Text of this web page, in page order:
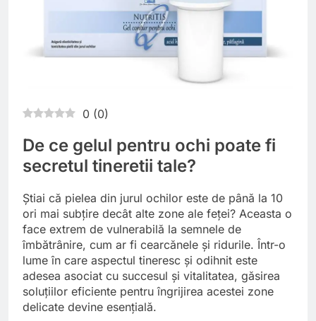
0 (0)
De ce gelul pentru ochi poate fi
secretul tineretii tale?
Știai că pielea din jurul ochilor este de până la 10
ori mai subțire decât alte zone ale feței? Aceasta o
face extrem de vulnerabilă la semnele de
îmbătrânire, cum ar fi cearcănele și ridurile. Într-o
lume în care aspectul tineresc și odihnit este
adesea asociat cu succesul și vitalitatea, găsirea
soluțiilor eficiente pentru îngrijirea acestei zone
delicate devine esențială.